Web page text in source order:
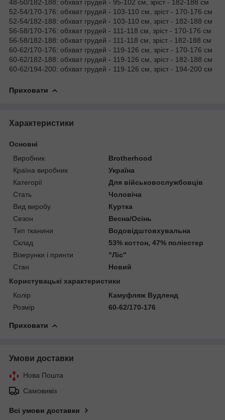
48-50/182-188: обхват грудей - 95-102 см, зріст - 182-188 см
52-54/170-176: обхват грудей - 103-110 см, зріст - 170-176 см
52-54/182-188: обхват грудей - 103-110 см, зріст - 182-188 см
56-58/170-176: обхват грудей - 111-118 см, зріст - 170-176 см
56-58/182-188: обхват грудей - 111-118 см, зріст - 182-188 см
60-62/170-176: обхват грудей - 119-126 см, зріст - 170-176 см
60-62/182-188: обхват грудей - 119-126 см, зріст - 182-188 см
60-62/194-200: обхват грудей - 119-126 см, зріст - 194-200 см
Приховати
Характеристики
Основні
Виробник
Brotherhood
Країна виробник
Україна
Категорії
Для військовослужбовців
Стать
Чоловіча
Вид виробу
Куртка
Сезон
Весна/Осінь
Тип тканини
Водовідштовхувальна
Склад
53% коттон, 47% поліестер
Візерунки і принти
"Ліс"
Стан
Новий
Користувацькі характеристики
Колір
Камуфляж Вудленд
Розмір
60-62/170-176
Приховати
Умови доставки
Нова Пошта
Самовивіз
Всі умови доставки